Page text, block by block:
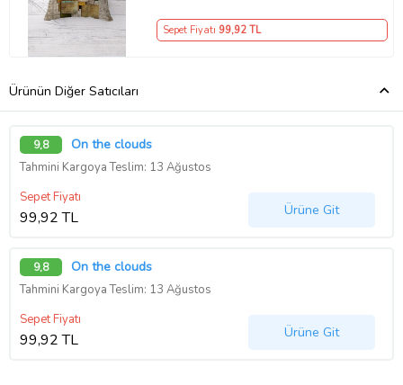
Sepet Fiyatı 99,92 TL
Ürünün Diğer Satıcıları
9,8 On the clouds
Tahmini Kargoya Teslim: 13 Ağustos
Sepet Fiyatı
99,92 TL Ürüne Git
9,8 On the clouds
Tahmini Kargoya Teslim: 13 Ağustos
Sepet Fiyatı
99,92 TL Ürüne Git